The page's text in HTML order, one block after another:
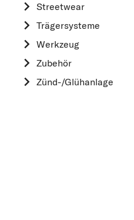
Streetwear
Trägersysteme
Werkzeug
Zubehör
Zünd-/Glühanlage